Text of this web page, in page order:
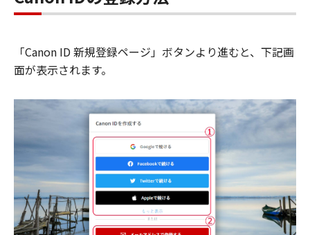
「Canon ID 新規登録ページ」ボタンより進むと、下記画
面が表示されます。